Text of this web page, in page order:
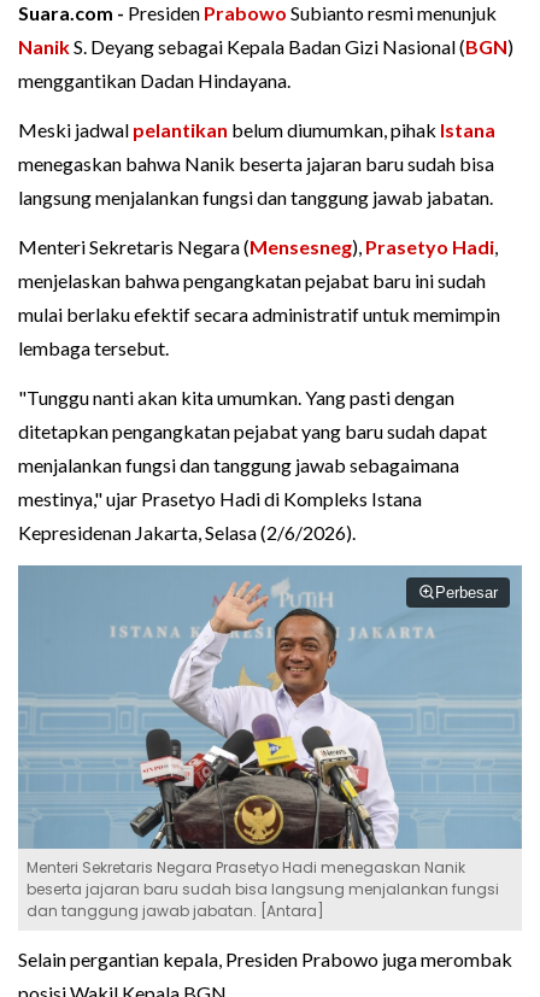
Suara.com - Presiden Prabowo Subianto resmi menunjuk
NanikS. Deyang sebagai Kepala Badan Gizi Nasional (BGN)
menggantikan Dadan Hindayana.
Meski jadwal pelantikan belum diumumkan, pihak Istana
menegaskan bahwa Nanik beserta jajaran baru sudah bisa
langsung menjalankan fungsi dan tanggung jawab jabatan.
Menteri Sekretaris Negara (Mensesneg), Prasetyo Hadi,
menjelaskan bahwa pengangkatan pejabat baru ini sudah
mulai berlaku efektif secara administratif untuk memimpin
lembaga tersebut.
"Tunggu nanti akan kita umumkan. Yang pasti dengan
ditetapkan pengangkatan pejabat yang baru sudah dapat
menjalankan fungsi dan tanggung jawab sebagaimana
mestinya," ujar Prasetyo Hadi di Kompleks Istana
Kepresidenan Jakarta, Selasa (2/6/2026).
Perbesar
Menteri Sekretaris Negara Prasetyo Hadi menegaskan Nanik
beserta jajaran baru sudah bisa langsung menjalankan fungsi
dan tanggung jawab jabatan. [Antara]
Selain pergantian kepala, Presiden Prabowo juga merombak
posisi Wakil Kepala BGN.